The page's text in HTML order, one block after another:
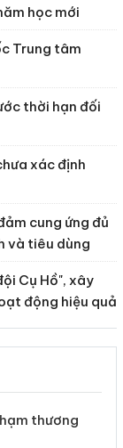
học mới
Trung tâm
thời hạn đối
xác định
cung ứng đủ
và tiêu dùng
Cụ Hồ", xây
động hiệu quả
thương